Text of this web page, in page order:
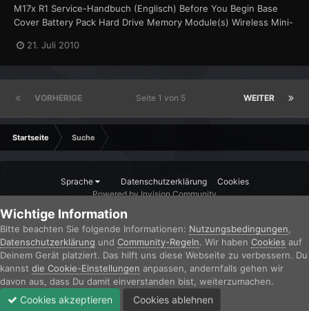
M17x R1 Service-Handbuch (Englisch) Before You Begin Base
Cover Battery Pack Hard Drive Memory Module(s) Wireless Mini-
Board Power Button Board Internal Card Wi...
21. Juli 2010
VORHERIGE WEITER
Seite 1 von 5
Startseite Suche
Sprache Datenschutzerklärung
Cookies
Powered by Invision Community
Wichtige Information
Bitte beachten Sie folgende Informationen: Nutzungsbedingungen
Datenschutzerklärung und Community-Regeln. Wir haben Cookies auf
Deinem Gerät platziert. Das hilft uns diese Webseite zu verbessern. Du
kannst die Cookie-Einstellungen anpassen, andernfalls gehen wir
davon aus, dass Du damit einverstanden bist, weiterzumachen.
Cookies akzeptieren Cookies ablehnen